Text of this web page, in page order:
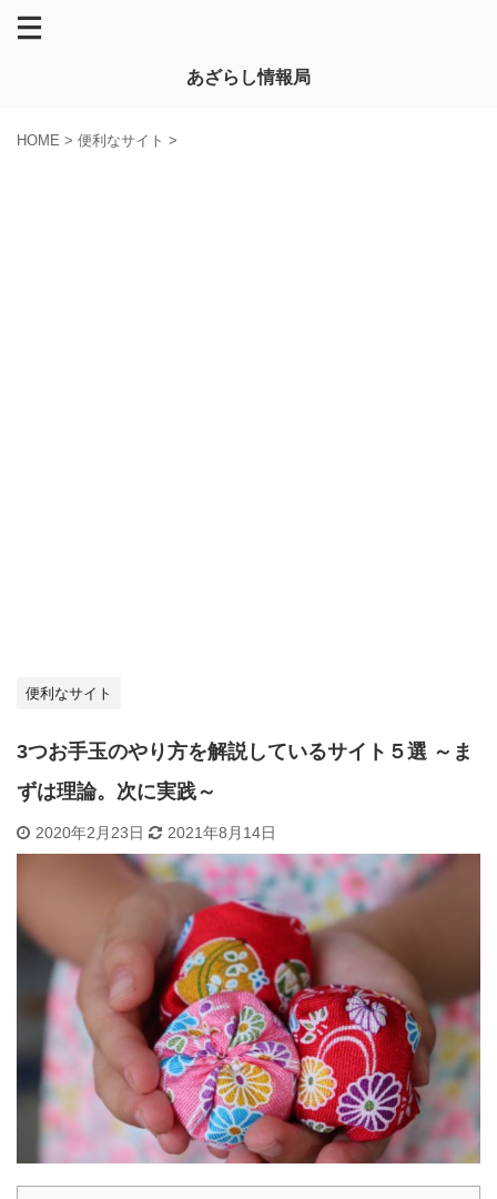
あざらし情報局
HOME > 便利なサイト >
便利なサイト
3つお手玉のやり方を解説しているサイト５選 ～ま
ずは理論。次に実践～
2020年2月23日 2021年8月14日